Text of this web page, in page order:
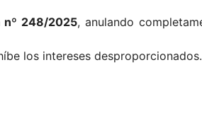
nº 248/2025, anulando
los intereses desproporcionados.